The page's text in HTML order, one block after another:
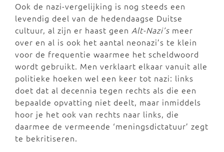
Ook de nazi-vergelijking is nog steeds een
levendig deel van de hedendaagse Duitse
cultuur, al zijn er haast geen Alt-Nazi’s meer
over en al is ook het aantal neonazi’s te klein
voor de frequentie waarmee het scheldwoord
wordt gebruikt. Men verklaart elkaar vanuit alle
politieke hoeken wel een keer tot nazi: links
doet dat al decennia tegen rechts als die een
bepaalde opvatting niet deelt, maar inmiddels
hoor je het ook van rechts naar links, die
daarmee de vermeende ‘meningsdictatuur’ zegt
te bekritiseren.